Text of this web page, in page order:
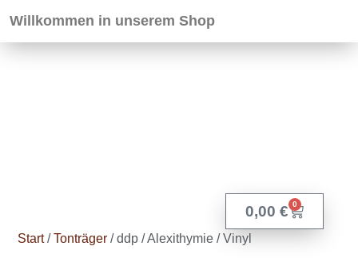
Willkommen in unserem Shop
0,00€ 0
Start/Tonträger / ddp / Alexithymie / Vinyl